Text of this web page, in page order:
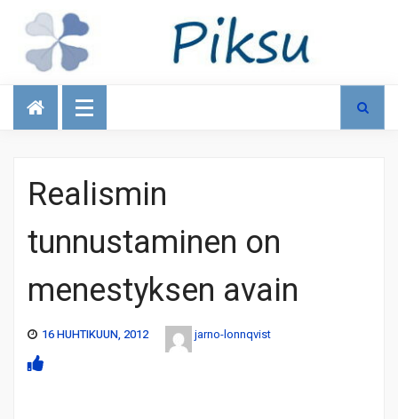
Talous
Realismin
tunnustaminen on
menestyksen avain
16 HUHTIKUUN, 2012 jarno-lonnqvist